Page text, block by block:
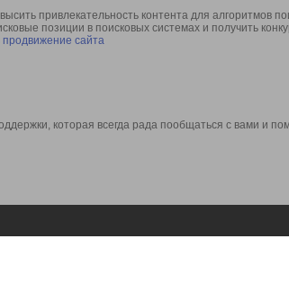
привлекательность контента для алгоритмов
позиции в поисковых системах и получить
продвижение сайта
которая всегда рада пообщаться с вами и